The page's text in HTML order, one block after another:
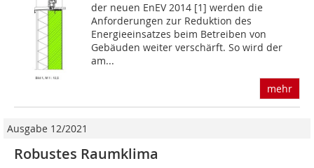
der neuen EnEV 2014 [1] werden die
Anforderungen zur Reduktion des
Energieeinsatzes beim Betreiben von
Gebäuden weiter verschärft. So wird der
am...
mehr
Ausgabe 12/2021
Robustes Raumklima